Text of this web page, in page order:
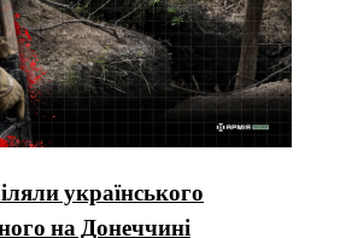
українського
на Донеччині